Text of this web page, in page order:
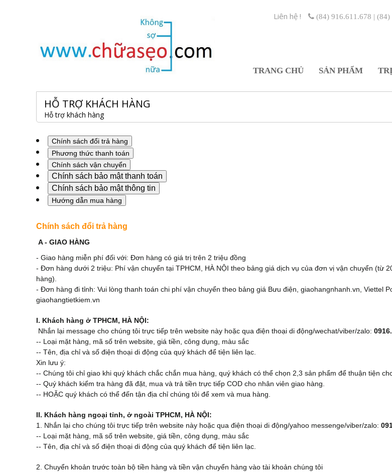
Liên hệ ! (84) 916.611.678 | (84)
TRANG CHỦ SẢN PHẨM
HỖ TRỢ KHÁCH HÀNG
Hỗ trợ khách hàng
Chính sách đổi trả hàng
A - GIAO HÀNG
- Giao hàng miễn phí đối với: Đơn hàng có giá trị trên 2 triệu đồng
- Đơn hàng dưới 2 triệu: Phí vận chuyển tại TPHCM, HÀ NỘI theo bảng giá dịch vụ của đơn vị vận chuyển (từ
hàng).
- Đơn hàng đi tỉnh: Vui lòng thanh toán chi phí vận chuyển theo bảng giá Bưu điện, giaohangnhanh.vn, Viettel
giaohangtietkiem.vn
I. Khách hàng ở TPHCM, HÀ NỘI:
Nhắn lại message cho chúng tôi trực tiếp trên website này hoặc qua điện thoại di động/wechat/viber/zalo:
-- Loại mặt hàng, mã số trên website, giá tiền, công dụng, màu sắc
-- Tên, địa chỉ và số điện thoại di động của quý khách để tiện liên lạc.
Xin lưu ý:
-- Chúng tôi chỉ giao khi quý khách chắc chắn mua hàng, quý khách có thể chọn 2,3 sản phẩm để thuận tiện
-- Quý khách kiểm tra hàng đã đặt, mua và trả tiền trực tiếp COD cho nhân viên giao hàng.
-- HOẶC quý khách có thể đến tận địa chỉ chúng tôi để xem và mua hàng.
II. Khách hàng ngoại tỉnh, ở ngoài TPHCM, HÀ NỘI:
1. Nhắn lại cho chúng tôi trực tiếp trên website này hoặc qua điện thoại di động/yahoo messenge/viber/zalo:
-- Loại mặt hàng, mã số trên website, giá tiền, công dụng, màu sắc
-- Tên, địa chỉ và số điện thoại di động của quý khách để tiện liên lạc.
2. Chuyển khoản trước toàn bộ tiền hàng và tiền vận chuyển hàng vào tài khoản chúng tôi